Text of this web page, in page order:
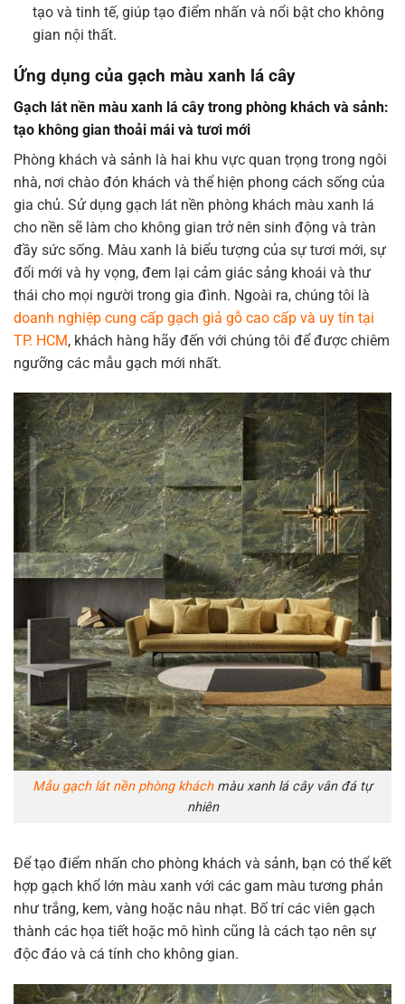
tạo và tinh tế, giúp tạo điểm nhấn và nổi bật cho không
gian nội thất.
Ứng dụng của gạch màu xanh lá cây
Gạch lát nền màu xanh lá cây trong phòng khách và sảnh:
tạo không gian thoải mái và tươi mới
Phòng khách và sảnh là hai khu vực quan trọng trong ngôi
nhà, nơi chào đón khách và thể hiện phong cách sống của
gia chủ. Sử dụng gạch lát nền phòng khách màu xanh lá
cho nền sẽ làm cho không gian trở nên sinh động và tràn
đầy sức sống. Màu xanh là biểu tượng của sự tươi mới, sự
đổi mới và hy vọng, đem lại cảm giác sảng khoái và thư
thái cho mọi người trong gia đình. Ngoài ra, chúng tôi là
doanh nghiệp cung cấp gạch giả gỗ cao cấp và uy tín tại
TP. HCM, khách hàng hãy đến với chúng tôi để được chiêm
ngưỡng các mẫu gạch mới nhất.
Mẫu gạch lát nền phòng kháchmàu xanh lá cây vân đá tự
nhiên
Để tạo điểm nhấn cho phòng khách và sảnh, bạn có thể kết
hợp gạch khổ lớn màu xanh với các gam màu tương phản
như trắng, kem, vàng hoặc nâu nhạt. Bố trí các viên gạch
thành các họa tiết hoặc mô hình cũng là cách tạo nên sự
độc đáo và cá tính cho không gian.